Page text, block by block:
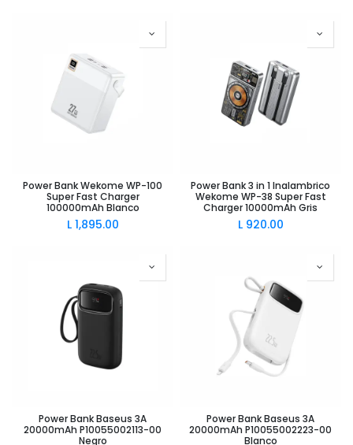
Power Bank Wekome WP-100
Super Fast Charger
100000mAh Blanco
L 1,895.00
Power Bank 3 in 1 Inalambrico
Wekome WP-38 Super Fast
Charger 10000mAh Gris
L 920.00
Power Bank Baseus 3A
20000mAh P10055002113-00
Negro
Power Bank Baseus 3A
20000mAh P10055002223-00
Blanco